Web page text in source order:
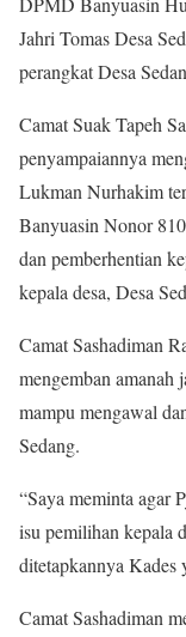
Jahri Tomas Desa
perangkat Desa
Camat Suak Tapeh
penyampaiannya
Lukman Nurhakim
Banyuasin Nonor
dan pemberhentian
kepala desa, Desa
Camat Sashadiman
mengemban amanah
mampu mengawal
Sedang.
“Saya meminta agar
isu pemilihan kepala
ditetapkannya Kades
Camat Sashadiman